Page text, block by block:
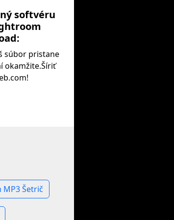
softvéru
súbor pristane
okamžite.Šíriť
Šetrič